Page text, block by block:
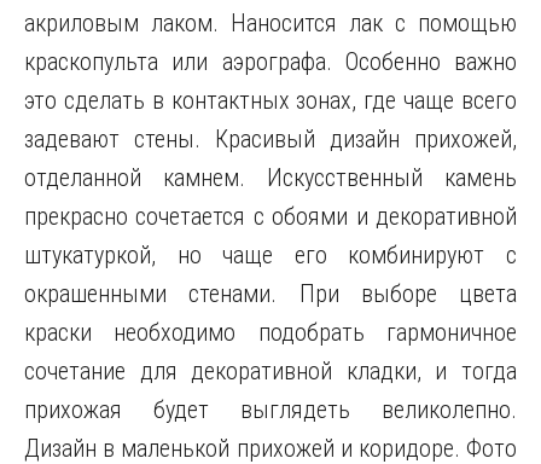
акриловым лаком. Наносится лак с помощью
краскопульта или аэрографа. Особенно важно
это сделать в контактных зонах, где чаще всего
задевают стены. Красивый дизайн прихожей,
отделанной камнем. Искусственный камень
прекрасно сочетается с обоями и декоративной
штукатуркой, но чаще его комбинируют с
окрашенными стенами. При выборе цвета
краски необходимо подобрать гармоничное
сочетание для декоративной кладки, и тогда
прихожая будет выглядеть великолепно.
Дизайн в маленькой прихожей и коридоре. Фото